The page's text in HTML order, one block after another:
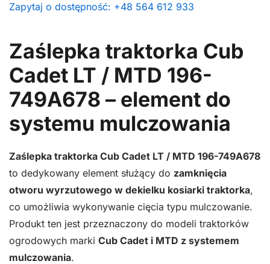
Zapytaj o dostępność: +48 564 612 933
Zaślepka traktorka Cub
Cadet LT / MTD 196-
749A678 – element do
systemu mulczowania
Zaślepka traktorka Cub Cadet LT / MTD 196-749A678
to dedykowany element służący do zamknięcia
otworu wyrzutowego w dekielku kosiarki traktorka,
co umożliwia wykonywanie cięcia typu mulczowanie.
Produkt ten jest przeznaczony do modeli traktorków
ogrodowych marki Cub Cadet i MTD z systemem
mulczowania.